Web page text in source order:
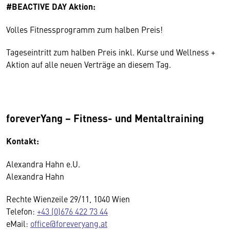
#BEACTIVE DAY Aktion:
Volles Fitnessprogramm zum halben Preis!
Tageseintritt zum halben Preis inkl. Kurse und Wellness +
Aktion auf alle neuen Verträge an diesem Tag.
foreverYang − Fitness- und Mentaltraining
Kontakt:
Alexandra Hahn e.U.
Alexandra Hahn
Rechte Wienzeile 29/11, 1040 Wien
Telefon: +43 (0)676 422 73 44
eMail: office@foreveryang.at